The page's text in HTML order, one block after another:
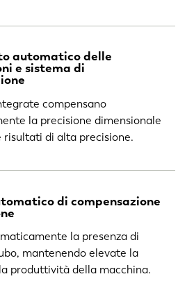
automatico delle
e sistema di
compensano
la precisione dimensionale
risultati di alta precisione.
di compensazione
la presenza di
mantenendo elevate la
produttività della macchina.